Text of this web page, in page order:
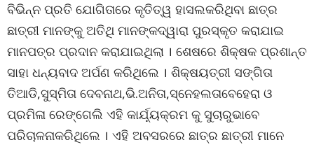
ବିଭିନ୍ନ ପ୍ରତି ଯୋଗିତାରେ କୃତିତ୍ୱ ହାସଲକରିଥିବା ଛାତ୍ର
ଛାତ୍ରୀ ମାନଙ୍କୁ ଅତିଥି ମାନଙ୍କଦ୍ୱାରା ପୁରସ୍କୃତ କରାଯାଇ
ମାନପତ୍ର ପ୍ରଦାନ କରାଯାଇଥିଲା । ଶେଷରେ ଶିକ୍ଷକ ପ୍ରଶାନ୍ତ
ସାହା ଧନ୍ୟବାଦ ଅର୍ପଣ କରିଥିଲେ । ଶିକ୍ଷୟତ୍ରୀ ସଙ୍ଗିତା
ତିଆଡି,ସୁସ୍ମିତା ଦେବନାଥ,ଭି.ଅନିତା,ସ୍ନେହଲତାବେହେରା ଓ
ପ୍ରମିଳା ରେଙ୍ଗେଲି ଏହି କାର୍ଯ଼୍ୟକ୍ରମ କୁ ସୁଚାରୁଭାବେ
ପରିଚାଳନାକରିଥିଲେ । ଏହି ଅବସରରେ ଛାତ୍ର ଛାତ୍ରୀ ମାନେ